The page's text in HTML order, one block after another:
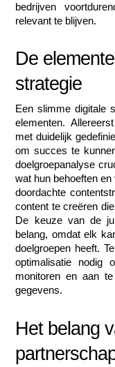
bedrijven
relevant te blijven.
De
strategie
Een slimme digitale
elementen.
met duidelijk
om succes te
doelgroepanalyse
wat hun behoeften
doordachte
content te creëren
De keuze van de
belang, omdat elk
doelgroepen heeft.
optimalisatie nodig
monitoren en aan
gegevens.
Het belang